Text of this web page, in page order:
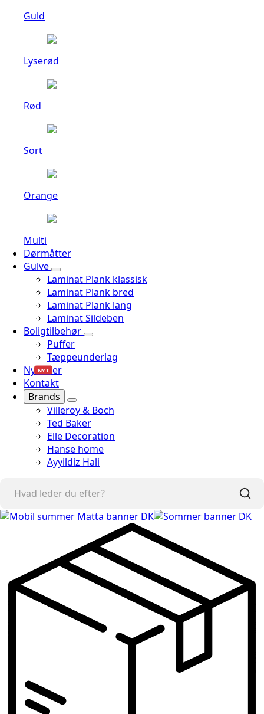
Guld
Lyserød
Rød
Sort
Orange
Multi
Dørmåtter
Gulve
Laminat Plank klassisk
Laminat Plank bred
Laminat Plank lang
Laminat Sildeben
Boligtilbehør
Puffer
Tæppeunderlag
Nyheder
NYT
Kontakt
Brands
Villeroy & Boch
Ted Baker
Elle Decoration
Hanse home
Ayyildiz Hali